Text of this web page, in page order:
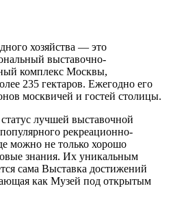
хозяйства — это
выставочно-
комплекс Москвы,
235 гектаров. Ежегодно его
москвичей и гостей столицы.
лучшей выставочной
рекреационно-
можно не только хорошо
знания. Их уникальным
сама Выставка достижений
как Музей под открытым